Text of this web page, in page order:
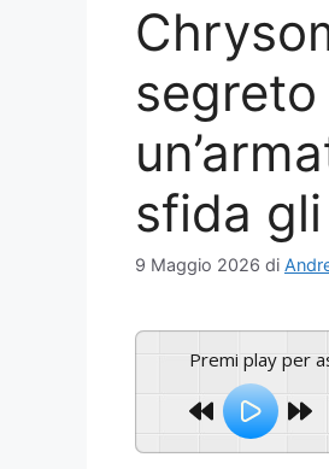
sfida
9 Maggio 2026 di
Premi play per